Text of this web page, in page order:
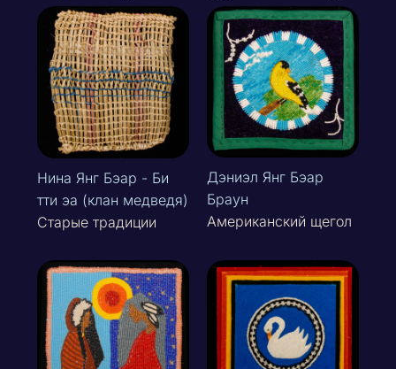
Нина Янг Бэар - Би
тти эа (клан медведя)
Старые традиции
Дэниэл Янг Бэар
Браун
Американский щегол